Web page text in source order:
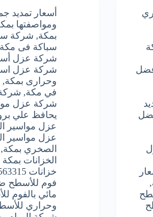
,
أسعار تمديد
ومواصفتها
بمكة, شركة
سباكة فى مكة
شركة عزل
شركة عزل
وحرارى بمكة,
في مكة,
شركة عزل
يحافظ علي
عزل مواسير
عزل مواسير
الصخري بمكة,
الخزانات بمكة 0542563315
خزانات 0542563315 فيبر جلاس بمكة
فوم للأسطح
مائي بالفوم
وحراري